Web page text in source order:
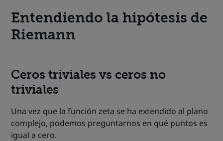
Entendiendo la hipótesis de
Riemann
Ceros triviales vs ceros no
triviales
Una vez que la función zeta se ha extendido al plano
complejo, podemos preguntarnos en qué puntos es
igual a cero.